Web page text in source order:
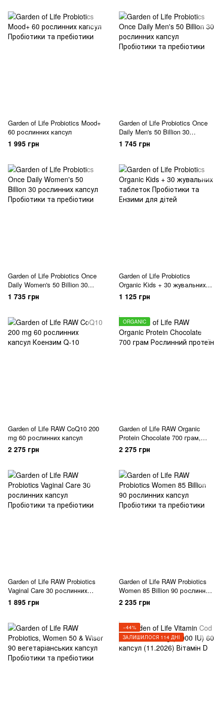
Garden of Life Probiotics Mood+
60 рослинних капсул
1 995 грн
Garden of Life Probiotics Once
Daily Men's 50 Billion 30
рослинних капсул
1 745 грн
Garden of Life Probiotics Once
Daily Women's 50 Billion 30
рослинних капсул
1 735 грн
Garden of Life Probiotics
Organic Kids + 30 жувальних
таблеток
1 125 грн
Garden of Life RAW CoQ10 200
mg 60 рослинних капсул
2 275 грн
ORGANIC
Garden of Life RAW Organic
Protein Chocolate 700 грам,
Шоколад
2 275 грн
Garden of Life RAW Probiotics
Vaginal Care 30 рослинних
капсул
1 895 грн
Garden of Life RAW Probiotics
Women 85 Billion 90 рослинних
капсул
2 235 грн
−44%
ЗАЛИШИЛОСЯ 114 ДНІ